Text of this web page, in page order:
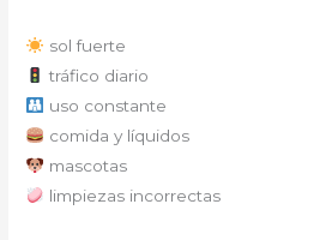
sol fuerte
tráfico diario
uso constante
comida y líquidos
mascotas
limpiezas incorrectas